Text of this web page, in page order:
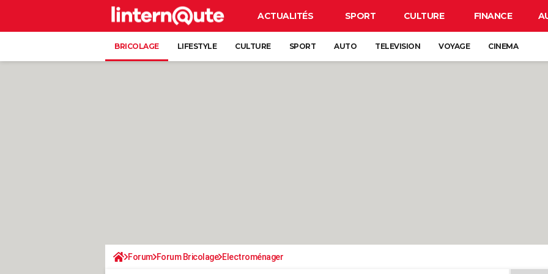
ACTUALITÉS SPORT CULTURE FINANCE
BRICOLAGE LIFESTYLE CULTURE SPORT AUTO TELEVISION VOYAGE CINEMA
Forum Forum Bricolage Electroménager